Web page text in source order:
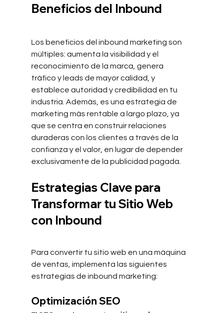
Beneficios del Inbound
Los beneficios del inbound marketing son
múltiples: aumenta la visibilidad y el
reconocimiento de la marca, genera
tráfico y leads de mayor calidad, y
establece autoridad y credibilidad en tu
industria. Además, es una estrategia de
marketing más rentable a largo plazo, ya
que se centra en construir relaciones
duraderas con los clientes a través de la
confianza y el valor, en lugar de depender
exclusivamente de la publicidad pagada.
Estrategias Clave para
Transformar tu Sitio Web
con Inbound
Para convertir tu sitio web en una máquina
de ventas, implementa las siguientes
estrategias de inbound marketing:
Optimización SEO